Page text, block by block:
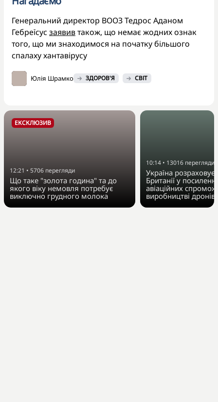
Генеральний директор ВООЗ Тедрос Аданом
Гебреїсус заявивтакож, що немає жодних ознак
того, що ми знаходимося на початку більшого
спалаху хантавірусу
Юлія Шрамко ЗДОРОВ'Я СВІТ
ЕКСКЛЮЗИВ
12:21 • 5706 перегляди
Що таке "золота година" та до
якого віку немовля потребує
виключно грудного молока
10:14 • 13016 перегляди
Україна
Британії у
авіаційних
виробництві дронів